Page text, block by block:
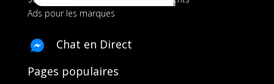
Ads pour les marques
Chat en Direct
Pages populaires